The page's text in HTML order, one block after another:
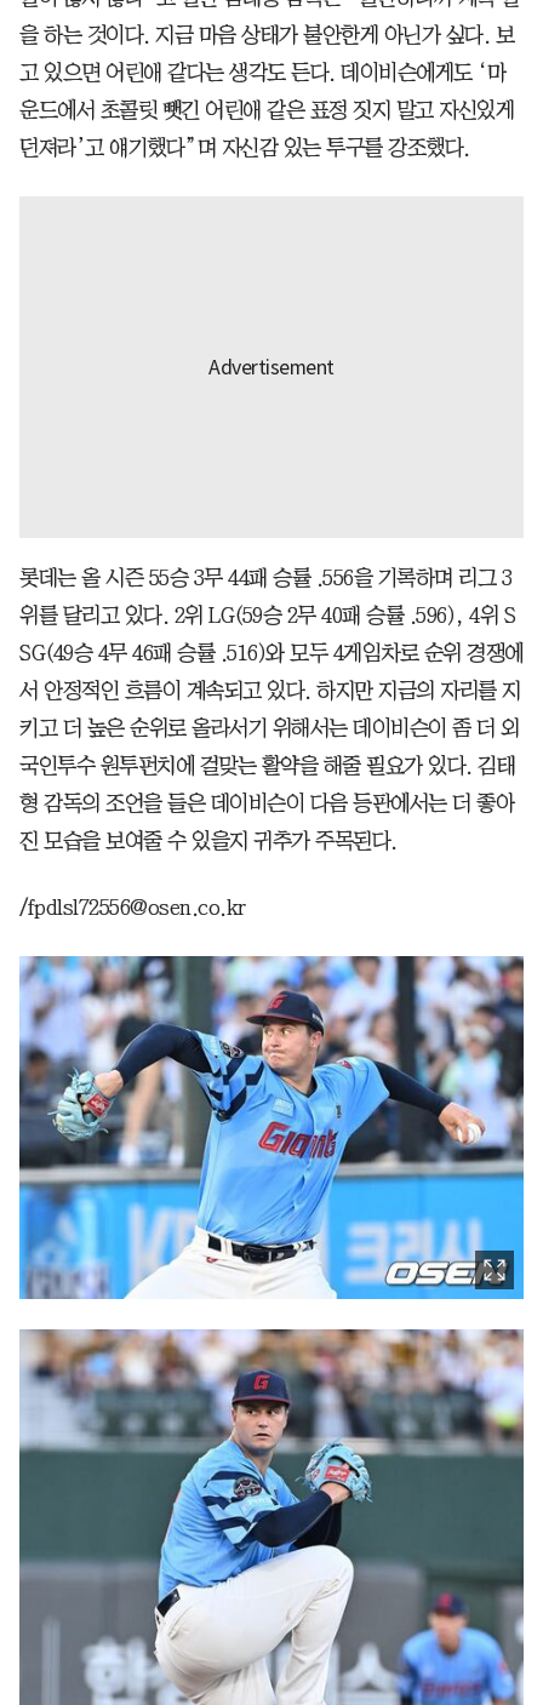
을 하는 것이다. 지금 마음 상태가 불안한게 아닌가 싶다. 보
고 있으면 어린애 같다는 생각도 든다. 데이비슨에게도 ‘마
운드에서 초콜릿 뺏긴 어린애 같은 표정 짓지 말고 자신있게
던져라’고 얘기했다”며 자신감 있는 투구를 강조했다.
롯데는 올 시즌 55승 3무 44패 승률 .556을 기록하며 리그 3
위를 달리고 있다. 2위 LG(59승 2무 40패 승률 .596), 4위 S
SG(49승 4무 46패 승률 .516)와 모두 4게임차로 순위 경쟁에
서 안정적인 흐름이 계속되고 있다. 하지만 지금의 자리를 지
키고 더 높은 순위로 올라서기 위해서는 데이비슨이 좀 더 외
국인투수 원투펀치에 걸맞는 활약을 해줄 필요가 있다. 김태
형 감독의 조언을 들은 데이비슨이 다음 등판에서는 더 좋아
진 모습을 보여줄 수 있을지 귀추가 주목된다.
/fpdlsl72556@osen.co.kr